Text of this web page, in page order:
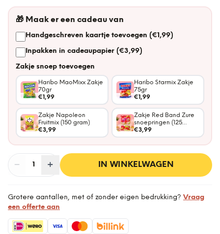
🎁 Maak er een cadeau van
Handgeschreven kaartje toevoegen (€1,99)
Inpakken in cadeaupapier (€3,99)
Zakje snoep toevoegen
Haribo MaoMixx Zakje
70gr
€1,99
Haribo Starmix Zakje
75gr
€1,99
Zakje Napoleon
Fruitmix (150 gram)
€3,99
Zakje Red Band Zure
snoepringen (125
gram)
€3,99
− Aantal
1 + IN WINKELWAGEN
Grotere aantallen, met of zonder eigen bedrukking? Vraag
een offerte aan